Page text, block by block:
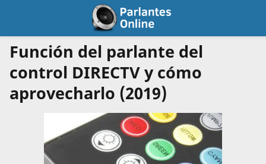
Función del parlante del
control DIRECTV y cómo
aprovecharlo (2019)